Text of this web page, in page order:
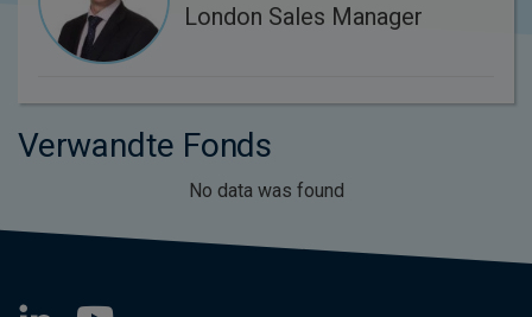
London Sales Manager
Verwandte Fonds
No data was found